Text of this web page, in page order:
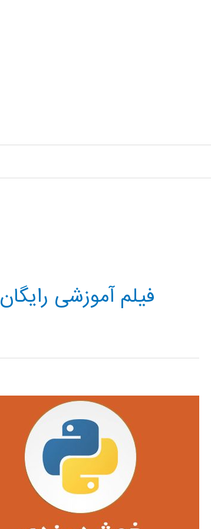
فیلم آموزشی رایگان CLUSTERING IN PYTHON